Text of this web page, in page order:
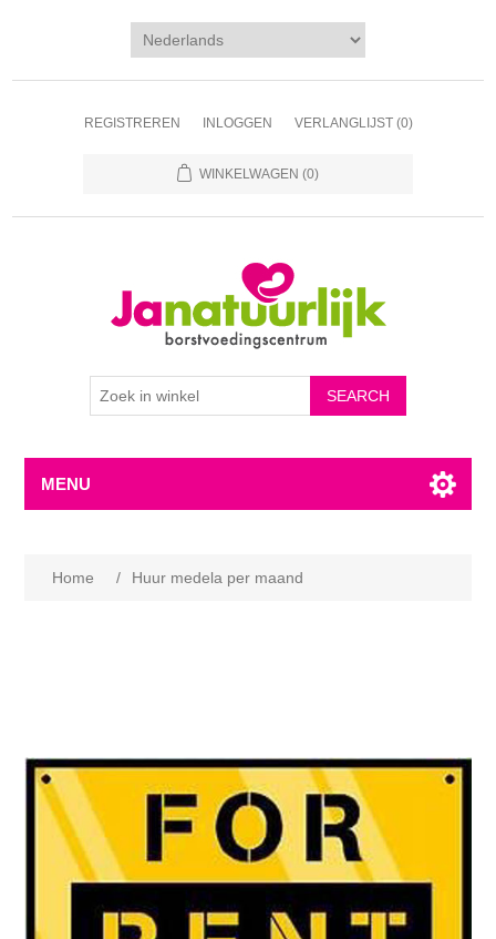
REGISTREREN INLOGGEN VERLANGLIJST (0)
WINKELWAGEN (0)
MENU
Home / Huur medela per maand